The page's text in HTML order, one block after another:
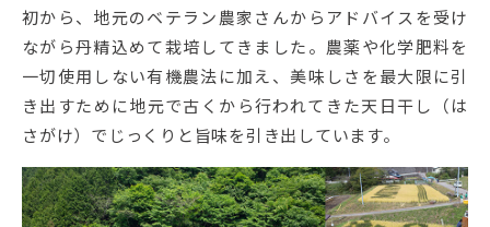
初から、地元のベテラン農家さんからアドバイスを受け
ながら丹精込めて栽培してきました。農薬や化学肥料を
一切使用しない有機農法に加え、美味しさを最大限に引
き出すために地元で古くから行われてきた天日干し（は
さがけ）でじっくりと旨味を引き出しています。